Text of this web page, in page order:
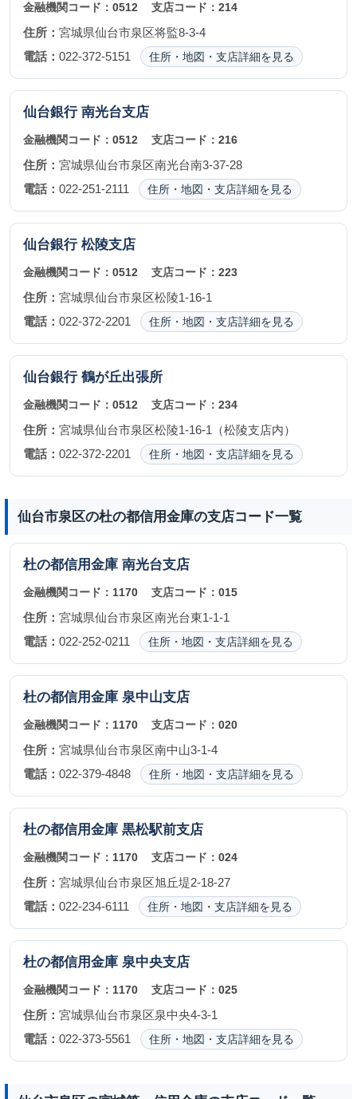
金融機関コード： 0512 支店コード：214
住所： 宮城県仙台市泉区将監8-3-4
電話： 022-372-5151 住所・地図・支店詳細を見る
仙台銀行 南光台支店
金融機関コード： 0512 支店コード：216
住所： 宮城県仙台市泉区南光台南3-37-28
電話： 022-251-2111 住所・地図・支店詳細を見る
仙台銀行 松陵支店
金融機関コード： 0512 支店コード：223
住所： 宮城県仙台市泉区松陵1-16-1
電話： 022-372-2201 住所・地図・支店詳細を見る
仙台銀行 鶴が丘出張所
金融機関コード： 0512 支店コード：234
住所： 宮城県仙台市泉区松陵1-16-1（松陵支店内）
電話： 022-372-2201 住所・地図・支店詳細を見る
仙台市泉区の杜の都信用金庫の支店コード一覧
杜の都信用金庫 南光台支店
金融機関コード： 1170 支店コード：015
住所： 宮城県仙台市泉区南光台東1-1-1
電話： 022-252-0211 住所・地図・支店詳細を見る
杜の都信用金庫 泉中山支店
金融機関コード： 1170 支店コード：020
住所： 宮城県仙台市泉区南中山3-1-4
電話： 022-379-4848 住所・地図・支店詳細を見る
杜の都信用金庫 黒松駅前支店
金融機関コード： 1170 支店コード：024
住所： 宮城県仙台市泉区旭丘堤2-18-27
電話： 022-234-6111 住所・地図・支店詳細を見る
杜の都信用金庫 泉中央支店
金融機関コード： 1170 支店コード：025
住所： 宮城県仙台市泉区泉中央4-3-1
電話： 022-373-5561 住所・地図・支店詳細を見る